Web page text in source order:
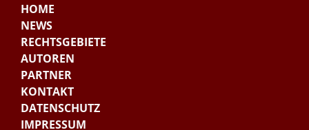
HOME
NEWS
RECHTSGEBIETE
AUTOREN
PARTNER
KONTAKT
DATENSCHUTZ
IMPRESSUM